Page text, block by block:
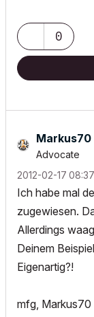
0
Markus70
Advocate
‎2012-02-17
Ich habe mal
zugewiesen.
Allerdings
Deinem
Eigenartig?!
mfg, Markus70